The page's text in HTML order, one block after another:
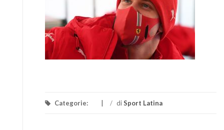
Categorie: / diSport Latina